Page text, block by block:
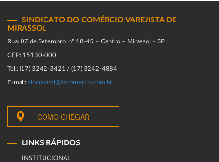
SINDICATO DO COMÉRCIO VAREJISTA DE
MIRASSOL
Rua: 07 de Setembro, n° 18-45 – Centro – Mirassol – SP
CEP: 15130-000
Tel.: (17) 3242-3421 / (17) 3242-4884
E-mail: sincovami@fecomercio.com.br
COMO CHEGAR
LINKS RÁPIDOS
INSTITUCIONAL